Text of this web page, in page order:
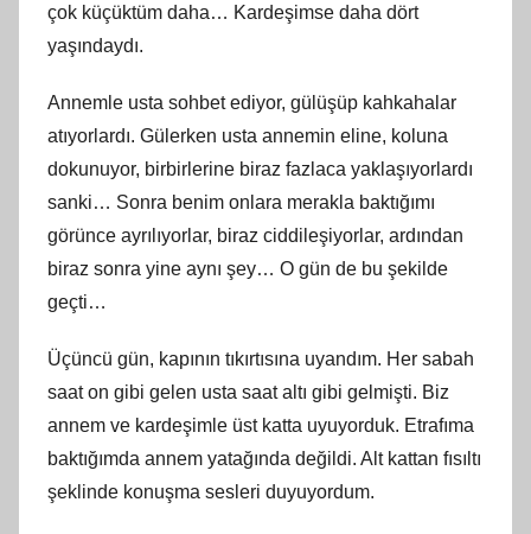
çok küçüktüm daha… Kardeşimse daha dört
yaşındaydı.
Annemle usta sohbet ediyor, gülüşüp kahkahalar
atıyorlardı. Gülerken usta annemin eline, koluna
dokunuyor, birbirlerine biraz fazlaca yaklaşıyorlardı
sanki… Sonra benim onlara merakla baktığımı
görünce ayrılıyorlar, biraz ciddileşiyorlar, ardından
biraz sonra yine aynı şey… O gün de bu şekilde
geçti…
Üçüncü gün, kapının tıkırtısına uyandım. Her sabah
saat on gibi gelen usta saat altı gibi gelmişti. Biz
annem ve kardeşimle üst katta uyuyorduk. Etrafıma
baktığımda annem yatağında değildi. Alt kattan fısıltı
şeklinde konuşma sesleri duyuyordum.